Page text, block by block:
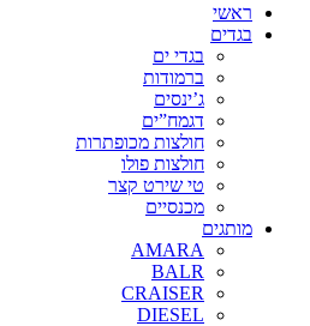
ראשי
בגדים
בגדי ים
ברמודות
ג’ינסים
דגמח”ים
חולצות מכופתרות
חולצות פולו
טי שירט קצר
מכנסיים
מותגים
AMARA
BALR
CRAISER
DIESEL